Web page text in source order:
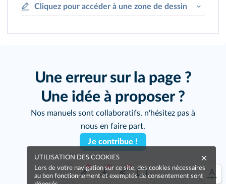
Cliquez pour accéder à une zone de dessin
Une erreur sur la page ?
Une idée à proposer ?
Nos manuels sont collaboratifs, n'hésitez pas à
nous en faire part.
Je contribue !
UTILISATION DES COOKIES
Lors de votre navigation sur ce site, des cookies nécessaires
au bon fonctionnement et exemptés de consentement sont